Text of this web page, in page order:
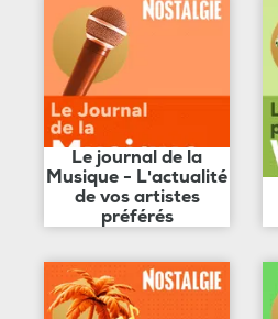
Le journal de la
Musique - L'actualité
de vos artistes
préférés